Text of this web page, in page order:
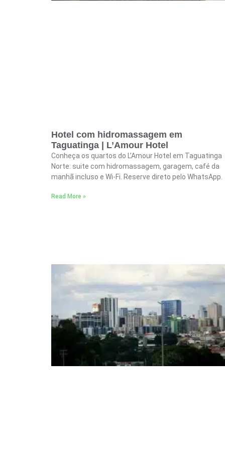
Hotel com hidromassagem em
Taguatinga | L’Amour Hotel
Conheça os quartos do L’Amour Hotel em Taguatinga
Norte: suite com hidromassagem, garagem, café da
manhã incluso e Wi-Fi. Reserve direto pelo WhatsApp.
Read More »